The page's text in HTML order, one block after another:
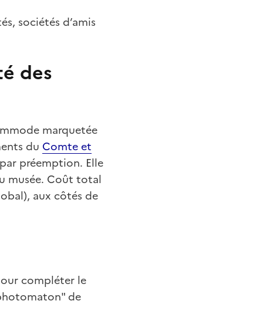
sociétés d’amis
des
marquetée
du Comte et
préemption. Elle
musée. Coût total
aux côtés de
compléter le
de